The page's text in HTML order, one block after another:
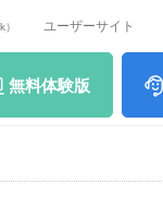
ユーザーサイト
無料体験版